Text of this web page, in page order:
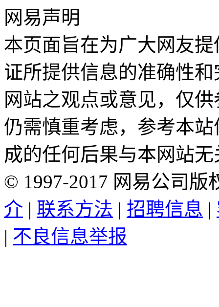
网易声明
本页面旨在为广大网友
证所提供信息的准确性
网站之观点或意见，仅
仍需慎重考虑，参考本
成的任何后果与本网站
© 1997-2017 网易公司版
介 | 联系方法 | 招聘信息 |
| 不良信息举报